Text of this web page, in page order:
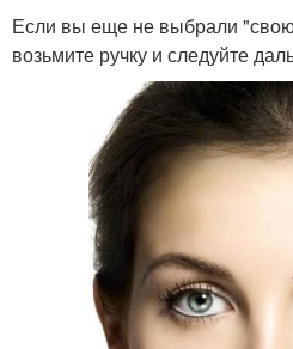
Если вы еще не выбрали
возьмите ручку и следуйте